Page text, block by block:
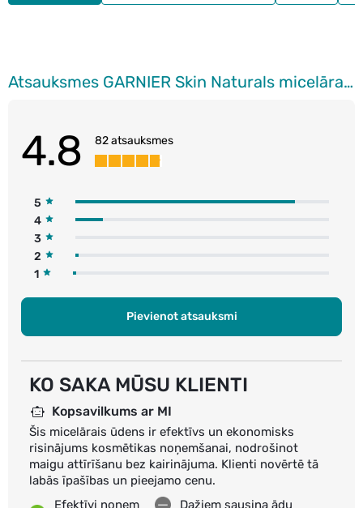
Atsauksmes GARNIER Skin Naturals micelārais ūdens sejai, 400ml
4.8 82 atsauksmes
5
4
3
2
1
Pievienot atsauksmi
KO SAKA MŪSU KLIENTI
Kopsavilkums ar MI
Šis micelārais ūdens ir efektīvs un ekonomisks
risinājums kosmētikas noņemšanai, nodrošinot
maigu attīrīšanu bez kairinājuma. Klienti novērtē tā
labās īpašības un pieejamo cenu.
Efektīvi noņem
Dažiem sausina ādu